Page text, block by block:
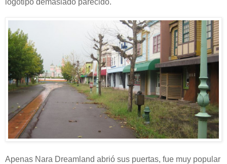
Apenas Nara Dreamland abrió sus puertas, fue muy popular